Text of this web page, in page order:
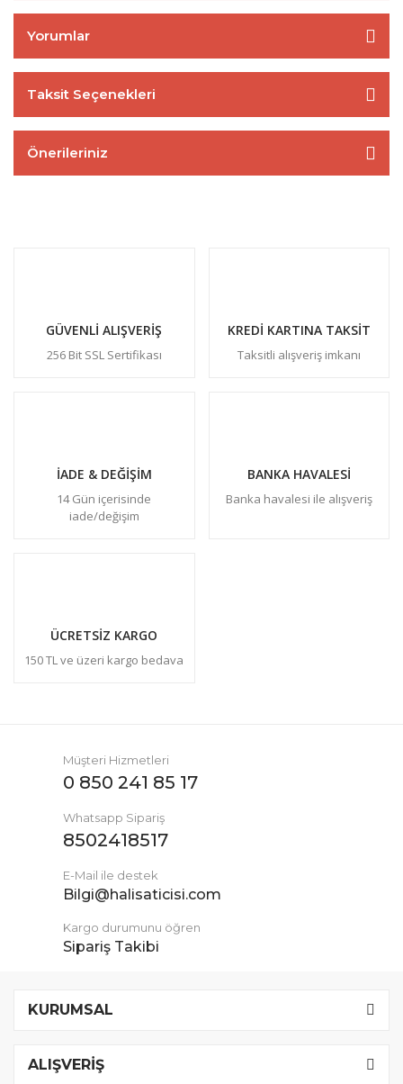
Yorumlar
Taksit Seçenekleri
Önerileriniz
GÜVENLİ ALIŞVERİŞ
256 Bit SSL Sertifikası
KREDİ KARTINA TAKSİT
Taksitli alışveriş imkanı
İADE & DEĞİŞİM
14 Gün içerisinde
iade/değişim
BANKA HAVALESİ
Banka havalesi ile alışveriş
ÜCRETSİZ KARGO
150 TL ve üzeri kargo bedava
Müşteri Hizmetleri
0 850 241 85 17
Whatsapp Sipariş
8502418517
E-Mail ile destek
Bilgi@halisaticisi.com
Kargo durumunu öğren
Sipariş Takibi
KURUMSAL
ALIŞVERİŞ